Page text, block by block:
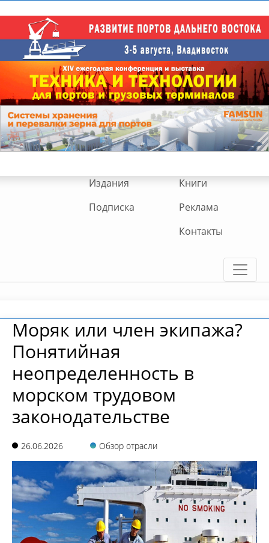
Издания
Книги
Подписка
Реклама
Контакты
Моряк или член экипажа?
Понятийная
неопределенность в
морском трудовом
законодательстве
26.06.2026 Обзор отрасли